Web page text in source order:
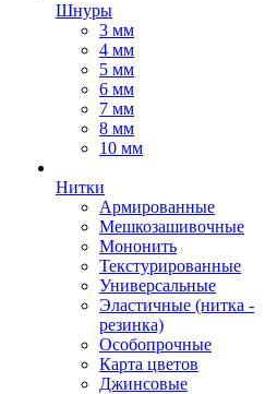
Шнуры
3 мм
4 мм
5 мм
6 мм
7 мм
8 мм
10 мм
Нитки
Армированные
Мешкозашивочные
Мононить
Текстурированные
Универсальные
Эластичные (нитка -
резинка)
Особопрочные
Карта цветов
Джинсовые